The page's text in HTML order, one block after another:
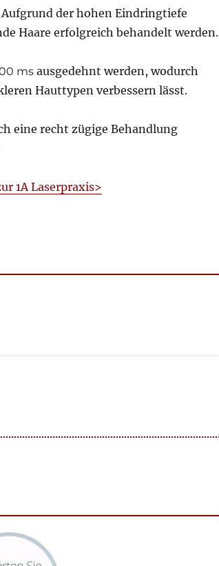
Aufgrund der hohen Eindringtiefe
Haare erfolgreich behandelt werden.
ms ausgedehnt werden, wodurch
Hauttypen verbessern lässt.
eine recht zügige Behandlung
1A Laserpraxis>